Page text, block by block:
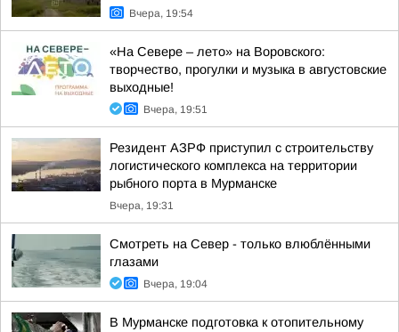
Вчера, 19:54
«На Севере – лето» на Воровского:
творчество, прогулки и музыка в августовские
выходные!
Вчера, 19:51
Резидент АЗРФ приступил с строительству
логистического комплекса на территории
рыбного порта в Мурманске
Вчера, 19:31
Смотреть на Север - только влюблёнными
глазами
Вчера, 19:04
В Мурманске подготовка к отопительному